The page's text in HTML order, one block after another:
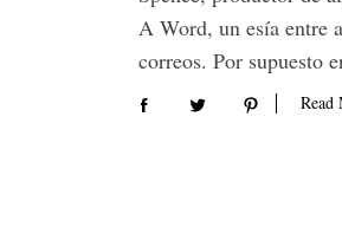
A Word, un esía entre
correos. Por supuesto
Read
e
a
r
h